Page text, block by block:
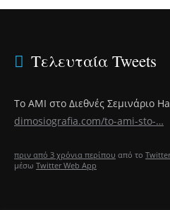
Τελευταία Tweets
Το #debate των πολιτικών
δημοσιογραφικού
πριν από 3 χρόνια περίπου